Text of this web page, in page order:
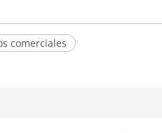
comerciales